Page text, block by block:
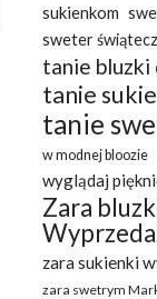
sukienkom
sweter
tanie bluzki
tanie
tanie
w modnej bloozie
wyglądaj
Zara
zara sukienki
zara swetrym